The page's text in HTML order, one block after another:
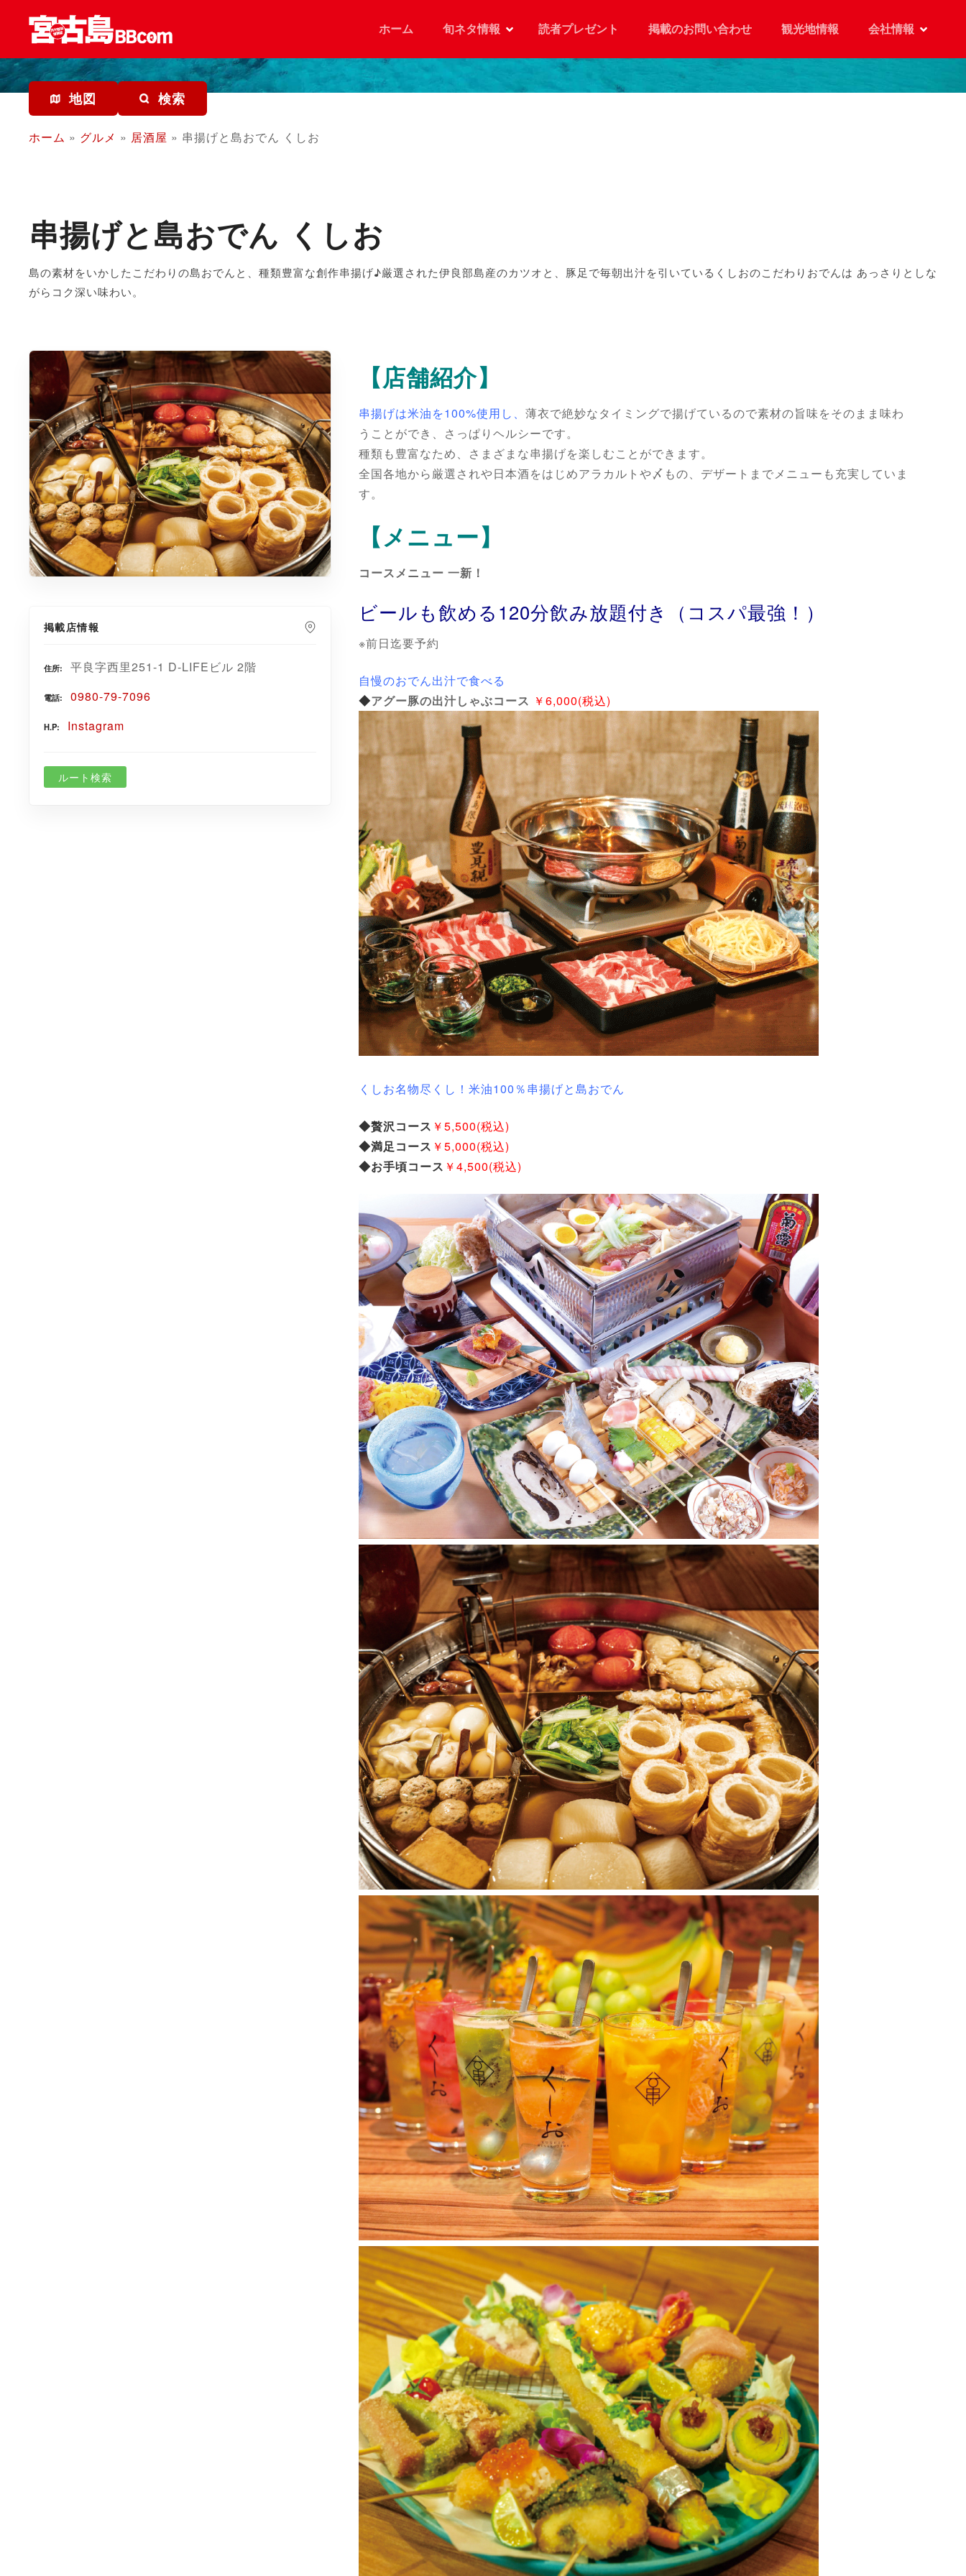
ン
ツ
を
ホーム 旬ネタ情報 読者プレゼント 掲載のお問い合わせ 観光地情報 会社情報
地図 検索
ホーム » グルメ » 居酒屋 » 串揚げと島おでん くしお
串揚げと島おでん くしお
島の素材をいかしたこだわりの島おでんと、種類豊富な創作串揚げ♪厳選された伊良部島産のカツオと、豚足で毎朝出汁を引いているくしおのこだわりおでんは あっさりとしな
がらコク深い味わい。
掲載店情報
住所 平良字西里251-1 D-LIFEビル 2階
電話 0980-79-7096
H.P Instagram
ルート検索
【店舗紹介】
串揚げは米油を100%使用し、 薄衣で絶妙なタイミングで揚げているので素材の旨味をそのまま味わ
うことができ、さっぱりヘルシーです。
種類も豊富なため、さまざまな串揚げを楽しむことができます。
全国各地から厳選されや日本酒をはじめアラカルトや〆もの、デザートまでメニューも充実していま
す。
【メニュー】
コースメニュー 一新！
ビールも飲める120分飲み放題付き（コスパ最強！）
※前日迄要予約
自慢のおでん出汁で食べる
◆アグー豚の出汁しゃぶコース ￥6,000(税込)
くしお名物尽くし！米油100％串揚げと島おでん
◆贅沢コース ￥5,500(税込)
◆満足コース ￥5,000(税込)
◆お手頃コース ￥4,500(税込)